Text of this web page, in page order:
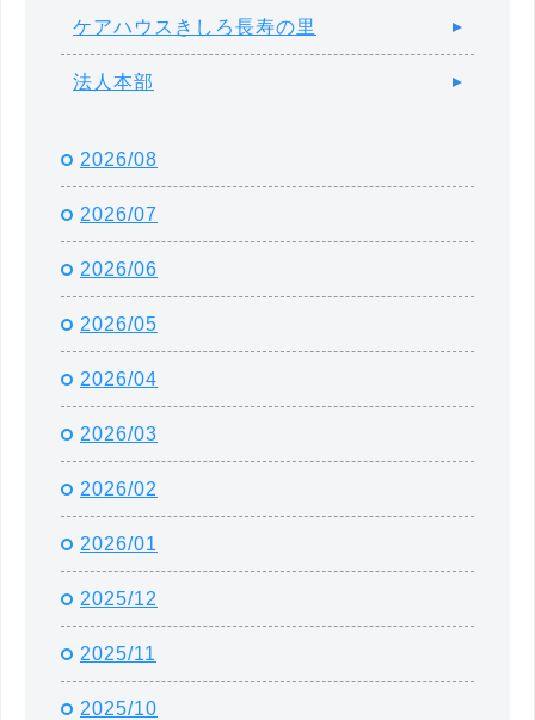
ケアハウスきしろ長寿の里
法人本部
2026/08
2026/07
2026/06
2026/05
2026/04
2026/03
2026/02
2026/01
2025/12
2025/11
2025/10